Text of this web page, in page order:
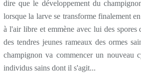
dire que le développement du
lorsque la larve se transforme finalement
à l'air libre et emmène avec lui des
des tendres jeunes rameaux des ormes
champignon va commencer un nouveau
individus sains dont il s'agit...